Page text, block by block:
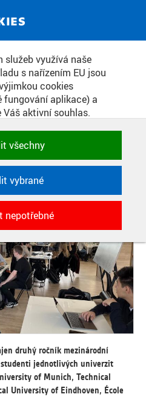
služeb využívá naše
s nařízením EU jsou
cookies
fungování aplikace) a
aktivní souhlas.
a povolit cookies podle
můžete samozřejmě
aplikacemi
nastavení,
relace. Jsou
a jsou
Zpravidla jde o
stran, které k
všechny
vybrané
nepotřebné
SERVIS
COLLIDER
TÝMŮ
druhý ročník mezinárodní
studenti jednotlivých univerzit
of Munich, Technical
University of Eindhoven, École